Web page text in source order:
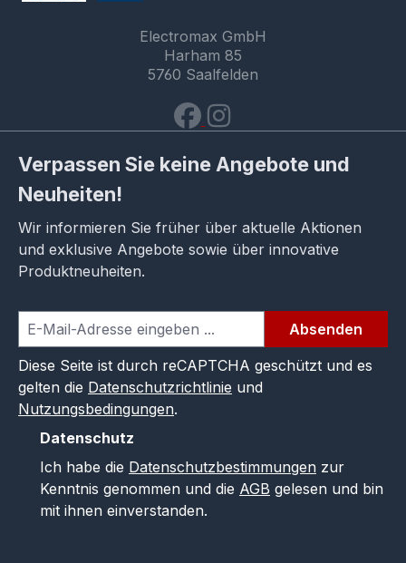
Electromax GmbH
Harham 85
5760 Saalfelden
Verpassen Sie keine Angebote und
Neuheiten!
Wir informieren Sie früher über aktuelle Aktionen
und exklusive Angebote sowie über innovative
Produktneuheiten.
Absenden
Diese Seite ist durch reCAPTCHA geschützt und es
gelten die Datenschutzrichtlinie und
Nutzungsbedingungen.
Datenschutz
Ich habe die Datenschutzbestimmungen zur
Kenntnis genommen und die AGB gelesen und bin
mit ihnen einverstanden.